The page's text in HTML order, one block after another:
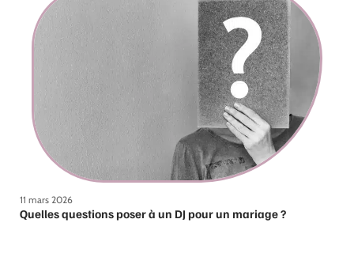
11 mars 2026
Quelles questions poser à un DJ pour un mariage ?